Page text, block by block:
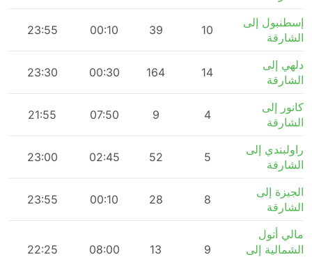
إسطنبول إلى
الشارقة
10
39
00:10
23:55
دلهي إلى
الشارقة
14
164
00:30
23:30
كانور إلى
الشارقة
4
9
07:50
21:55
راولبندي إلى
الشارقة
5
52
02:45
23:00
الجيزة إلى
الشارقة
8
28
00:10
23:55
مالي أتول
الشمالية إلى
9
13
08:00
22:25